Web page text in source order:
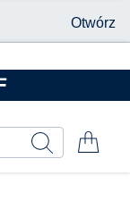
Otwórz